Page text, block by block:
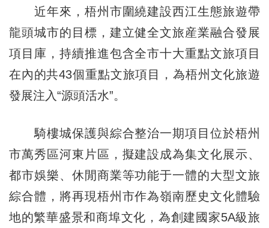
近年來，梧州市圍繞建設西江生態旅遊帶
龍頭城市的目標，建立健全文旅産業融合發展
項目庫，持續推進包含全市十大重點文旅項目
在內的共43個重點文旅項目，為梧州文化旅遊
發展注入“源頭活水”。
騎樓城保護與綜合整治一期項目位於梧州
市萬秀區河東片區，擬建設成為集文化展示、
都市娛樂、休閒商業等功能于一體的大型文旅
綜合體，將再現梧州市作為嶺南歷史文化體驗
地的繁華盛景和商埠文化，為創建國家5A級旅